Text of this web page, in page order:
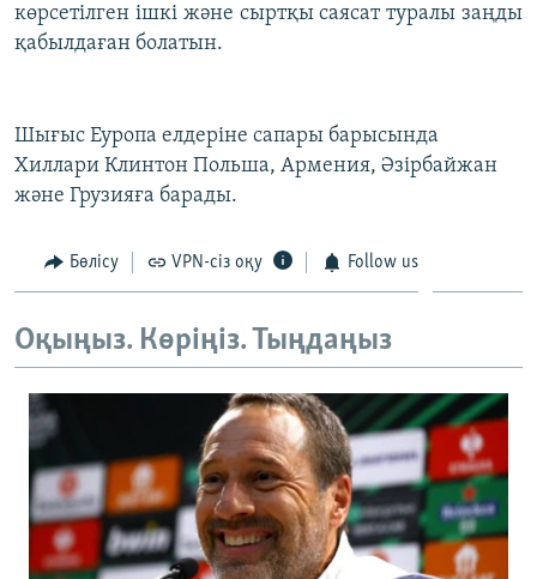
көрсетілген ішкі және сыртқы саясат туралы заңды
қабылдаған болатын.
Шығыс Еуропа елдеріне сапары барысында
Хиллари Клинтон Польша, Армения, Әзірбайжан
және Грузияға барады.
Бөлісу VPN-сіз оқу Follow us
Оқыңыз. Көріңіз. Тыңдаңыз